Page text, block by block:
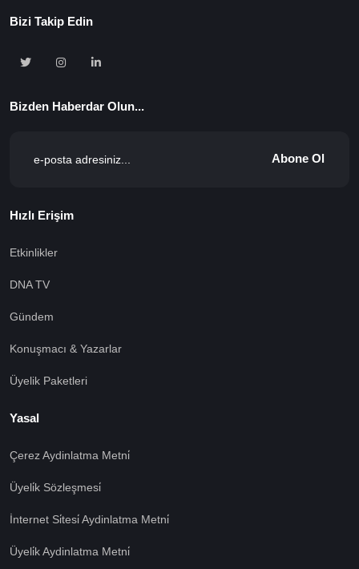
Bizi Takip Edin
Bizden Haberdar Olun...
Abone Ol
Hızlı Erişim
Etkinlikler
DNA TV
Gündem
Konuşmacı & Yazarlar
Üyelik Paketleri
Yasal
Çerez Aydinlatma Metni̇
Üyeli̇k Sözleşmesi̇
İnternet Si̇tesi̇ Aydinlatma Metni̇
Üyeli̇k Aydinlatma Metni̇